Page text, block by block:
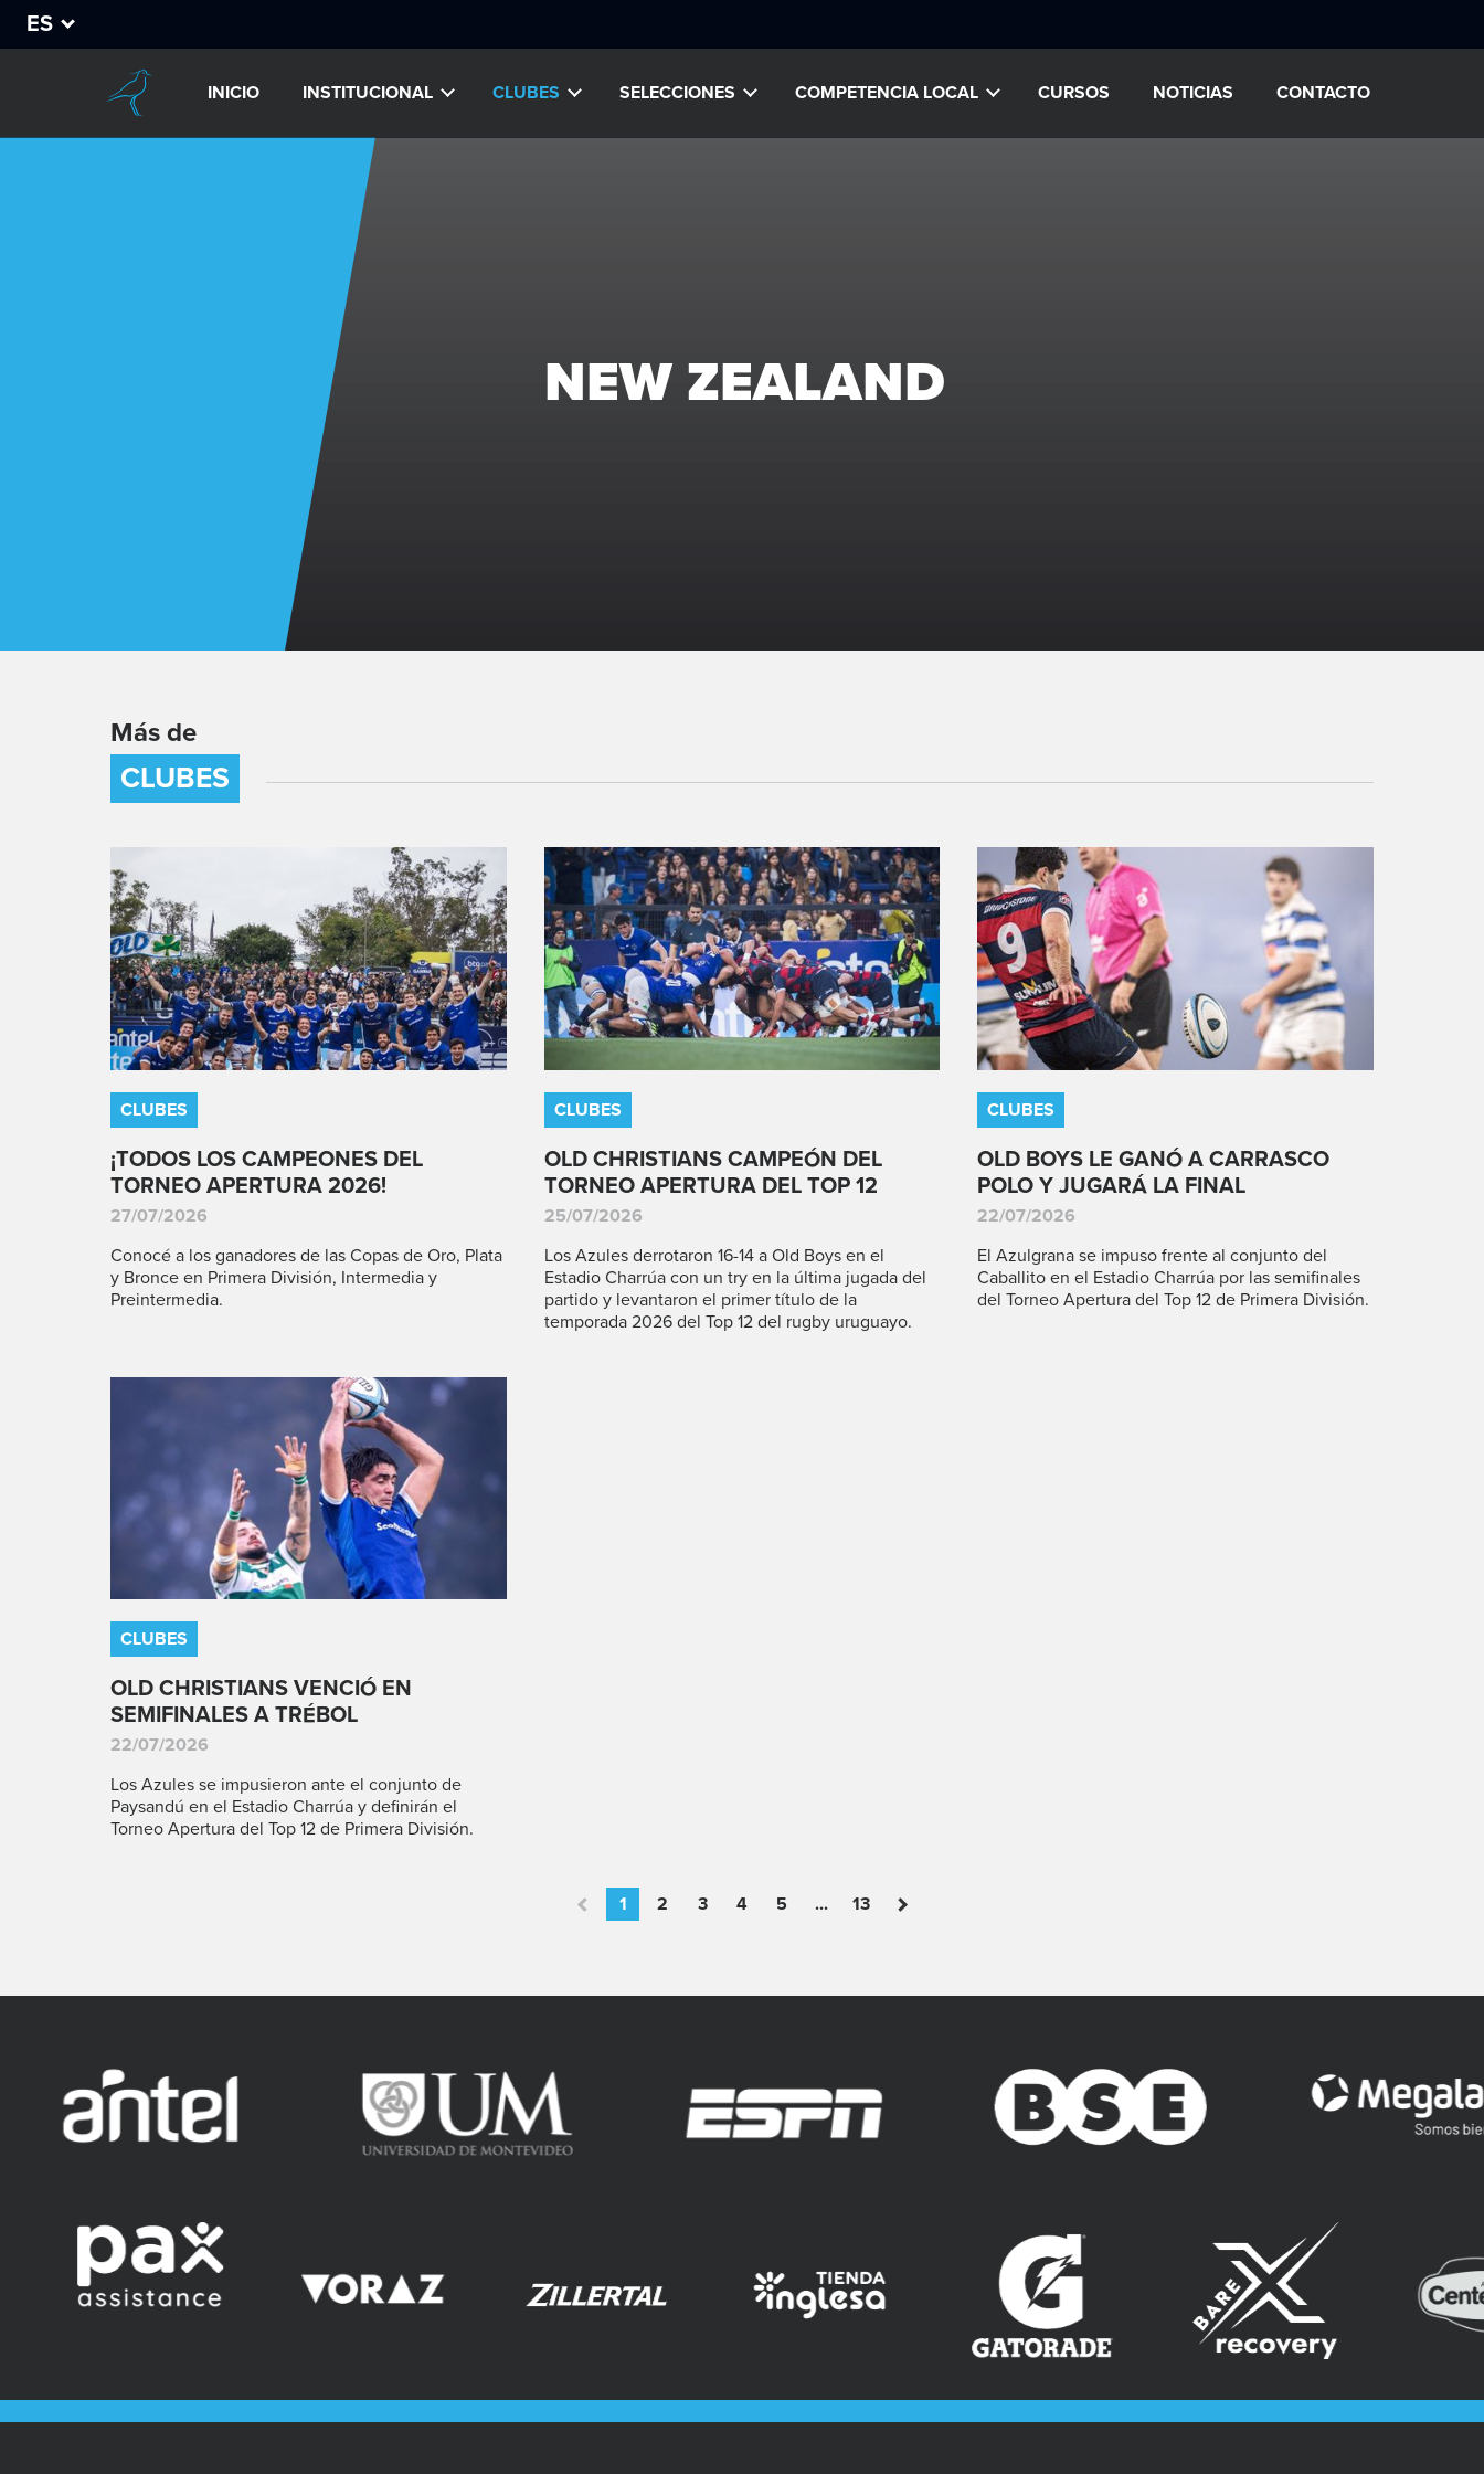
ES
INICIO INSTITUCIONAL CLUBES SELECCIONES COMPETENCIA LOCAL CURSOS NOTICIAS CONTACTO
NEW ZEALAND
Más de
CLUBES
CLUBES
¡TODOS LOS CAMPEONES DEL
TORNEO APERTURA 2026!
27/07/2026
Conocé a los ganadores de las Copas de Oro, Plata
y Bronce en Primera División, Intermedia y
Preintermedia.
CLUBES
OLD CHRISTIANS CAMPEÓN DEL
TORNEO APERTURA DEL TOP 12
25/07/2026
Los Azules derrotaron 16-14 a Old Boys en el
Estadio Charrúa con un try en la última jugada del
partido y levantaron el primer título de la
temporada 2026 del Top 12 del rugby uruguayo.
CLUBES
OLD BOYS LE GANÓ A CARRASCO
POLO Y JUGARÁ LA FINAL
22/07/2026
El Azulgrana se impuso frente al conjunto del
Caballito en el Estadio Charrúa por las semifinales
del Torneo Apertura del Top 12 de Primera División.
CLUBES
OLD CHRISTIANS VENCIÓ EN
SEMIFINALES A TRÉBOL
22/07/2026
Los Azules se impusieron ante el conjunto de
Paysandú en el Estadio Charrúa y definirán el
Torneo Apertura del Top 12 de Primera División.
1 2 3 4 5 ... 13